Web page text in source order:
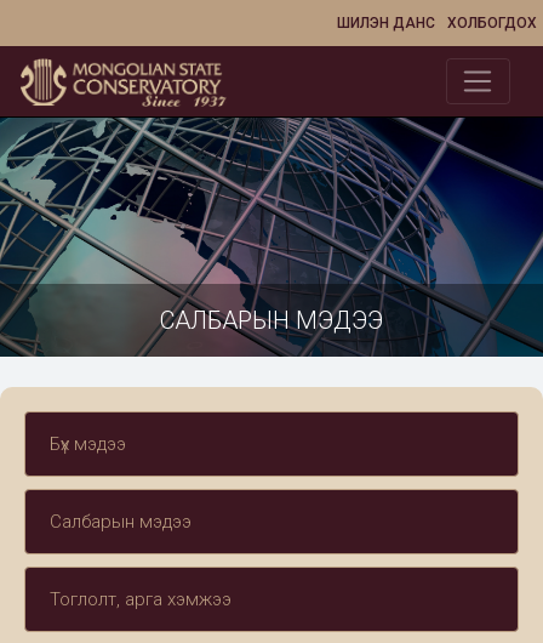
ХОЛБОГДОХ
ШИЛЭН ДАНС
САЛБАРЫН МЭДЭЭ
Бүх мэдээ
Салбарын мэдээ
Тоглолт, арга хэмжээ